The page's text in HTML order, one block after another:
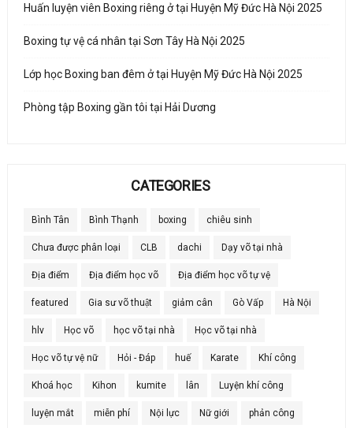
Huấn luyện viên Boxing riêng ở tại Huyện Mỹ Đức Hà Nội 2025
Boxing tự vệ cá nhân tại Sơn Tây Hà Nội 2025
Lớp học Boxing ban đêm ở tại Huyện Mỹ Đức Hà Nội 2025
Phòng tập Boxing gần tôi tại Hải Dương
CATEGORIES
Bình Tân Bình Thạnh boxing chiêu sinh
Chưa được phân loại CLB dachi Dạy võ tại nhà
Địa điểm Địa điểm học võ Địa điểm học võ tự vệ
featured Gia sư võ thuật giảm cân Gò Vấp Hà Nội
hlv Học võ học võ tại nhà Học võ tại nhà
Học võ tự vệ nữ Hỏi - Đáp huế Karate Khí công
Khoá học Kihon kumite lân Luyện khí công
luyện mắt miễn phí Nội lực Nữ giới phản công